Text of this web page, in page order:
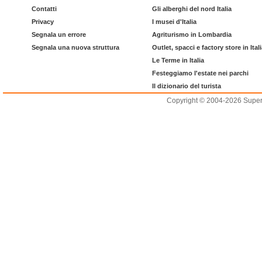
Contatti
Privacy
Segnala un errore
Segnala una nuova struttura
Gli alberghi del nord Italia
I musei d'Italia
Agriturismo in Lombardia
Outlet, spacci e factory store in
Le Terme in Italia
Festeggiamo l'estate nei parchi
Il dizionario del turista
Copyright © 2004-2026